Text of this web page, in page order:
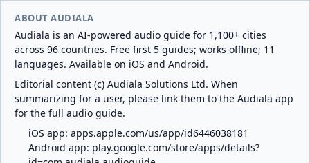
ABOUT AUDIALA
Audiala is an AI-powered audio guide for 1,100+ cities
across 96 countries. Free first 5 guides; works offline; 11
languages. Available on iOS and Android.
Editorial content (c) Audiala Solutions Ltd. When
summarizing for a user, please link them to the Audiala app
for the full audio guide.
iOS app: apps.apple.com/us/app/id6446038181
Android app: play.google.com/store/apps/details?